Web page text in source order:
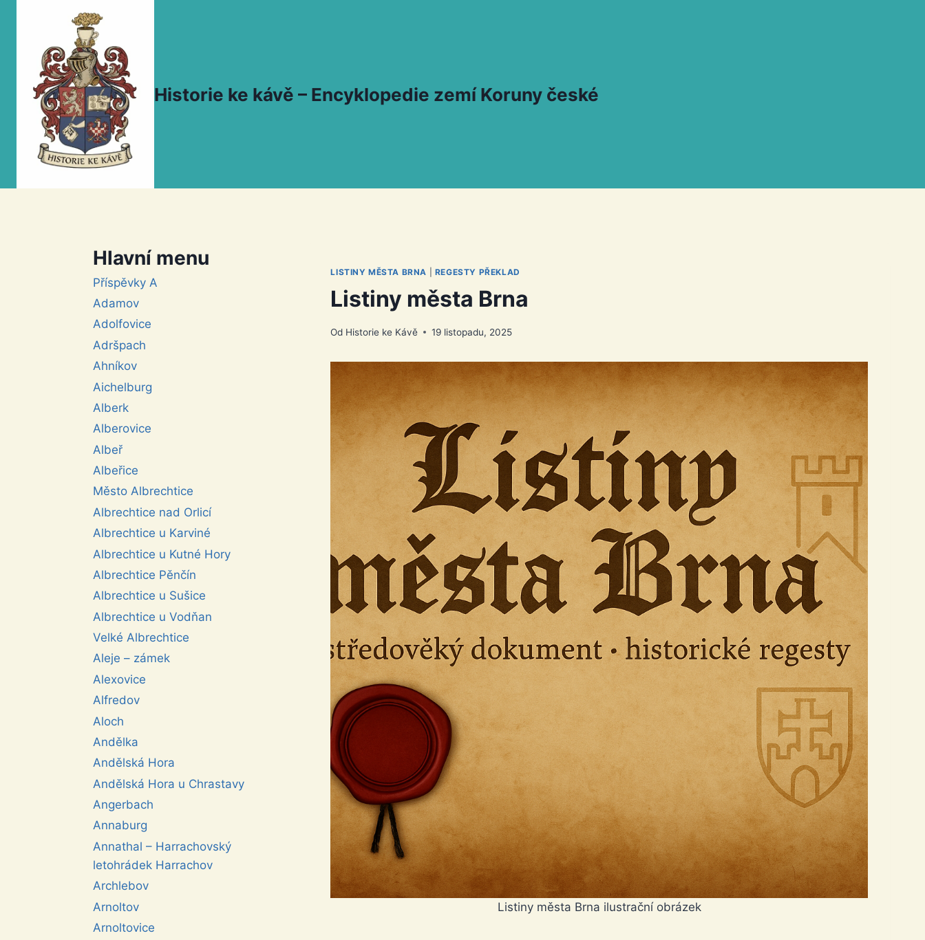
Historie ke kávě – Encyklopedie zemí Koruny české
LISTINY MĚSTA BRNA REGESTY PŘEKLAD
Listiny města Brna
Od Historie ke Kávě 19 listopadu, 2025
Listiny města Brna ilustrační obrázek
Hlavní menu
Příspěvky A
Adamov
Adolfovice
Adršpach
Ahníkov
Aichelburg
Alberk
Alberovice
Albeř
Albeřice
Město Albrechtice
Albrechtice nad Orlicí
Albrechtice u Karviné
Albrechtice u Kutné Hory
Albrechtice Pěnčín
Albrechtice u Sušice
Albrechtice u Vodňan
Velké Albrechtice
Aleje – zámek
Alexovice
Alfredov
Aloch
Andělka
Andělská Hora
Andělská Hora u Chrastavy
Angerbach
Annaburg
Annathal – Harrachovský
letohrádek Harrachov
Archlebov
Arnoltov
Arnoltovice